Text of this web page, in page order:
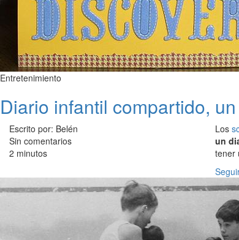
Entretenimiento
Diario infantil compartido,
Escrito por: Belén
Sin comentarios
2 minutos
Los
un
tener